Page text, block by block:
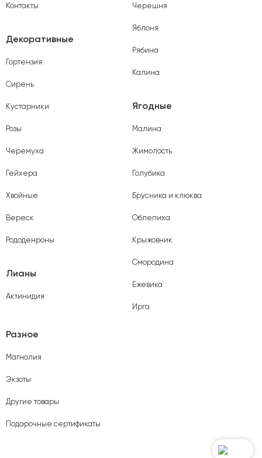
Контакты Черешня
Яблоня
Рябина
Калина
Декоративные
Гортензия
Сирень
Кустарники
Розы
Черемуха
Гейхера
Хвойные
Вереск
Рододенроны
Ягодные
Малина
Жимолость
Голубика
Брусника и клюква
Облепиха
Крыжовник
Смородина
Ежевика
Ирга
Лианы
Актинидия
Разное
Магнолия
Экзоты
Другие товары
Подарочные сертификаты